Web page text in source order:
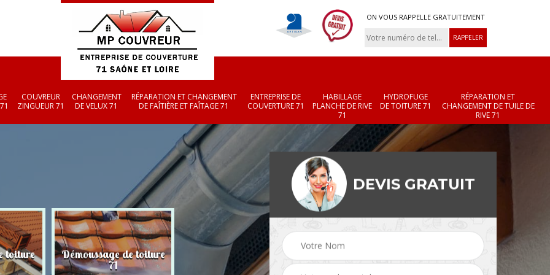
ON VOUS RAPPELLE GRATUITEMENT
COUVREUR
ZINGUEUR 71
CHANGEMENT
DE VELUX 71
RÉPARATION ET CHANGEMENT
DE FAÎTIÈRE ET FAÎTAGE 71
ENTREPRISE DE
COUVERTURE 71
HABILLAGE
PLANCHE DE RIVE
71
HYDROFUGE
DE TOITURE 71
RÉPARATION ET
CHANGEMENT DE TUILE DE
RIVE 71
toiture Démoussage de toiture
71 Couvreur zingueur 71 Changement de velux
71
Réparation et
changement de
et faîtage 71
DEVIS GRATUIT